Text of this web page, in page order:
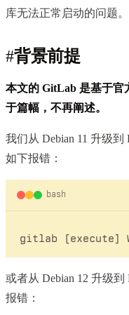
库无法正常启动的问题。
#背景前提
本文的 GitLab 是基于官
于篇幅，不再阐述。
我们从 Debian 11 升级
如下报错：
bash
gitlab [execute]
或者从 Debian 12 升级
报错：